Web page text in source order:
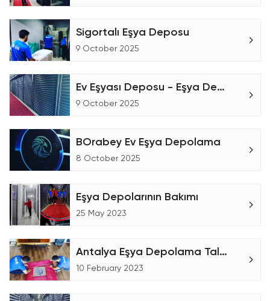
Sigortalı Eşya Deposu
9 October 2025
Ev Eşyası Deposu - Eşya Depolama
9 October 2025
BOrabey Ev Eşya Depolama
8 October 2025
Eşya Depolarının Bakımı
25 May 2023
Antalya Eşya Depolama Talebin'de Bulunmanız
10 February 2023